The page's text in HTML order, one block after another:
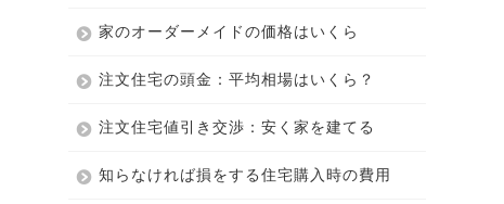
家のオーダーメイドの価格はいくら
注文住宅の頭金：平均相場はいくら？
注文住宅値引き交渉：安く家を建てる
知らなければ損をする住宅購入時の費用